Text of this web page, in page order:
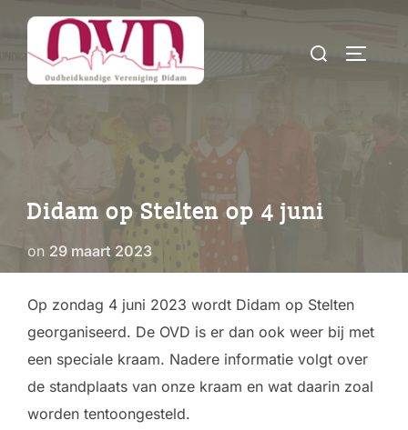
inhoud
Zoek
Didam op Stelten op 4 juni
on Geplaatst
op
29 maart 2023
Op zondag 4 juni 2023 wordt Didam op Stelten
georganiseerd. De OVD is er dan ook weer bij met
een speciale kraam. Nadere informatie volgt over
de standplaats van onze kraam en wat daarin zoal
worden tentoongesteld.